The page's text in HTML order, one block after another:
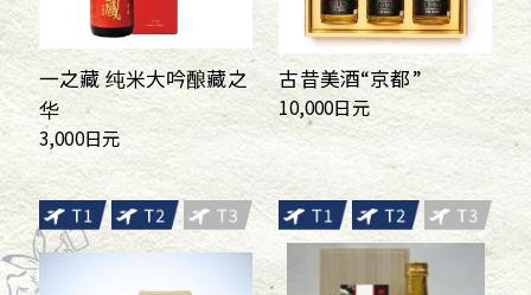
一之藏 纯米大吟酿藏之
华
3,000日元
古昔美酒“京都”
10,000日元